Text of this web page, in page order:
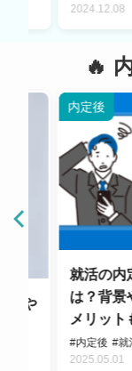
2024.12.08
ーや
内定後
就活の内
は？背景
メリット
#内定後 #就
2025.05.01